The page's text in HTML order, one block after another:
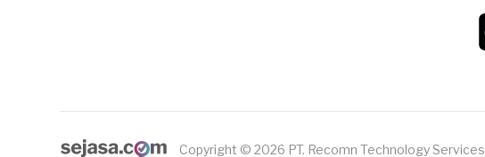
Copyright © 2026 PT. Recomn Technology Services